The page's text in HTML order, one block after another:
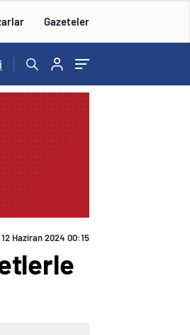
Gazeteler
Haziran 2024 00:15